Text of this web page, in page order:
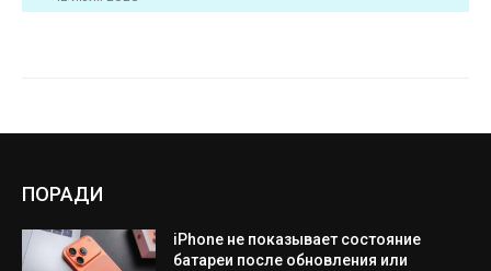
ПОРАДИ
iPhone не показывает состояние
батареи после обновления или